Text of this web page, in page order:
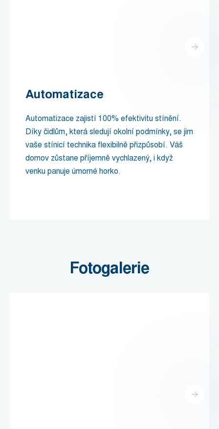
Automatizace
Automatizace zajistí 100% efektivitu stínění.
Díky čidlům, která sledují okolní podmínky, se jim
vaše stínicí technika flexibilně přizpůsobí. Váš
domov zůstane příjemně vychlazený, i když
venku panuje úmorné horko.
Fotogalerie